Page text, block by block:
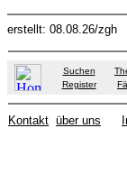
erstellt: 08.08.26/zgh
Suchen
Register
Kontakt über uns